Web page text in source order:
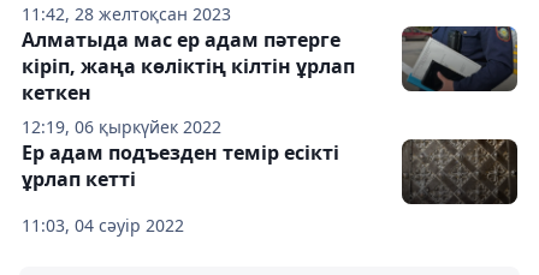
11:42, 28 желтоқсан 2023
12:19, 06 қыркүйек 2022
Алматыда мас ер адам пәтерге
кіріп, жаңа көліктің кілтін ұрлап
кеткен
11:03, 04 сәуір 2022
Ер адам подъезден темір есікті
ұрлап кетті